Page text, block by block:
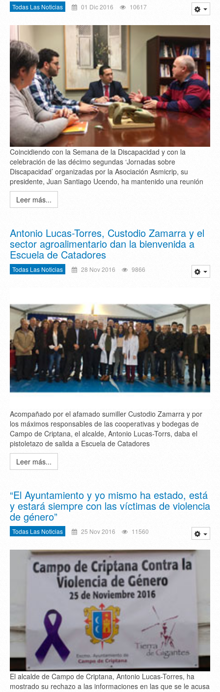
Todas Las Noticias 01 Dic 2016 10617
Coincidiendo con la Semana de la Discapacidad y con la
celebración de las décimo segundas ‘Jornadas sobre
Discapacidad’ organizadas por la Asociación Asmicrip, su
presidente, Juan Santiago Ucendo, ha mantenido una reunión
Leer más...
Antonio Lucas-Torres, Custodio Zamarra y el
sector agroalimentario dan la bienvenida a
Escuela de Catadores
Todas Las Noticias 28 Nov 2016 9866
Acompañado por el afamado sumiller Custodio Zamarra y por
los máximos responsables de las cooperativas y bodegas de
Campo de Criptana, el alcalde, Antonio Lucas-Torrs, daba el
pistoletazo de salida a Escuela de Catadores
Leer más...
“El Ayuntamiento y yo mismo ha estado, está
y estará siempre con las víctimas de violencia
de género”
Todas Las Noticias 25 Nov 2016 11560
El alcalde de Campo de Criptana, Antonio Lucas-Torres, ha
mostrado su rechazo a las informaciones en las que se le acusa